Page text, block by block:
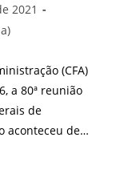
2021
(CFA)
a 80ª reunião
de
aconteceu de…